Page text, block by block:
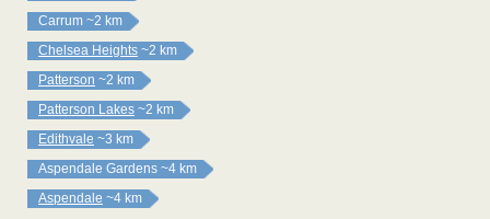
Carrum ~2 km
Chelsea Heights ~2 km
Patterson ~2 km
Patterson Lakes ~2 km
Edithvale ~3 km
Aspendale Gardens ~4 km
Aspendale ~4 km